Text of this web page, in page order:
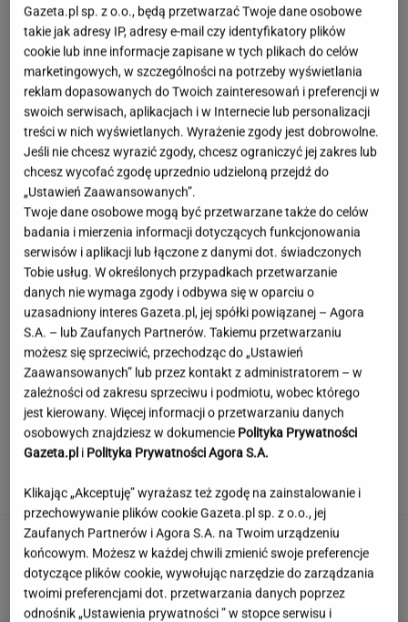
Stachursky pojawił się na scenie "Lata z
Radiem" i zszokował widzów. "Kto to jest?"
Lewandowski znów strzelił! Pierwsze trafienie
w Leagues Cup
Anastazja Kuś została mistrzynią
świata. "Kariera przez pośladki"? Mamy
komentarz
SUBSKRYPCJA
Gazeta.pl sp. z o.o., będą przetwarzać Twoje dane osobowe
takie jak adresy IP, adresy e-mail czy identyfikatory plików
cookie lub inne informacje zapisane w tych plikach do celów
marketingowych, w szczególności na potrzeby wyświetlania
reklam dopasowanych do Twoich zainteresowań i preferencji w
swoich serwisach, aplikacjach i w Internecie lub personalizacji
treści w nich wyświetlanych. Wyrażenie zgody jest dobrowolne.
Jeśli nie chcesz wyrazić zgody, chcesz ograniczyć jej zakres lub
chcesz wycofać zgodę uprzednio udzieloną przejdź do
„Ustawień Zaawansowanych”.
Twoje dane osobowe mogą być przetwarzane także do celów
badania i mierzenia informacji dotyczących funkcjonowania
serwisów i aplikacji lub łączone z danymi dot. świadczonych
Tobie usług. W określonych przypadkach przetwarzanie
danych nie wymaga zgody i odbywa się w oparciu o
uzasadniony interes Gazeta.pl, jej spółki powiązanej – Agora
S.A. – lub Zaufanych Partnerów. Takiemu przetwarzaniu
możesz się sprzeciwić, przechodząc do „Ustawień
Zaawansowanych” lub przez kontakt z administratorem – w
zależności od zakresu sprzeciwu i podmiotu, wobec którego
jest kierowany. Więcej informacji o przetwarzaniu danych
osobowych znajdziesz w dokumencie Polityka Prywatności
Gazeta.pl i Polityka Prywatności Agora S.A.
Klikając „Akceptuję” wyrażasz też zgodę na zainstalowanie i
przechowywanie plików cookie Gazeta.pl sp. z o.o., jej
Zaufanych Partnerów i Agora S.A. na Twoim urządzeniu
końcowym. Możesz w każdej chwili zmienić swoje preferencje
dotyczące plików cookie, wywołując narzędzie do zarządzania
twoimi preferencjami dot. przetwarzania danych poprzez
odnośnik „Ustawienia prywatności ” w stopce serwisu i